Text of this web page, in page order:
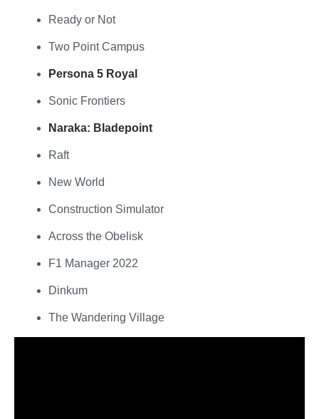
Ready or Not​
Two Point Campus​
Persona 5 Royal
Sonic Frontiers​
Naraka: Bladepoint
Raft​
New World​
Construction Simulator​
Across the Obelisk​
F1 Manager 2022​
Dinkum​
The Wandering Village​